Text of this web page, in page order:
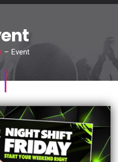
– Event